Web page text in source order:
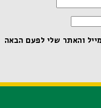
והאתר שלי לפעם הבאה